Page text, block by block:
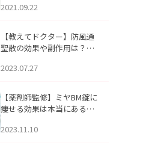
2021.09.22
【教えてドクター】防風通
聖散の効果や副作用は？長
2023.07.27
【薬剤師監修】ミヤBM錠に
痩せる効果は本当にある
2023.11.10